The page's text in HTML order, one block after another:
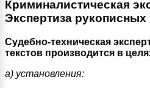
Криминалистическая
Экспертиза рукописных
Судебно-техническая
текстов производится в
а) установления: